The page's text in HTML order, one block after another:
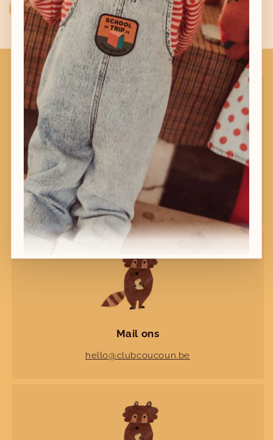
Sturen
Bel ons
Bel:+32 56 68 06 21of +32 471 18 52 98
Mail ons
hello@clubcoucoun.be
Nieuwe collecties!
Nieuwe herfst-winter collecties in ons clubje &